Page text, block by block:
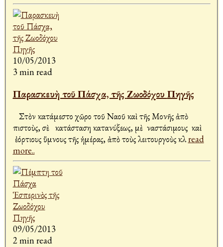
10/05/2013
3 min read
Παρασκευὴ τοῦ Πάσχα, τῆς Ζωοδόχου Πηγῆς
Στὸν κατάμεστο χῶρο τοῦ Ναοῦ καὶ τῆς Μονῆς ἀπὸ
πιστοὺς, σὲ κατάσταση κατανύξεως, μὲ Ἀναστάσιμους καὶ
ἐόρτιους ὕμνους τῆς ἡμέρας, ἀπὸ τοὺς λειτουργοὺς κλread
more..
09/05/2013
2 min read